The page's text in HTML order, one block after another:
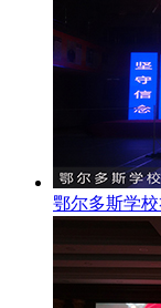
鄂尔多斯学